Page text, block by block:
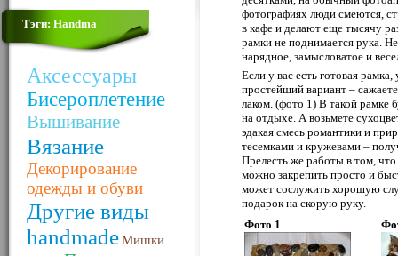
Тэги: Handma
Аксессуары
Бисероплетение
Вышивание
Вязание
Декорирование
одежды и обуви
Другие виды
handmadeМишки
фотографиях люди смеются,
в кафе и делают еще тысячу
рамки не поднимается рука.
нарядное, замысловатое и
Если у вас есть готовая
простейший вариант –
лаком. (фото 1) В такой рамке
на отдыхе. А возьмете
эдакая смесь романтики и
тесемками и кружевами –
Прелесть же работы в том,
можно закрепить просто и
может сослужить хорошую
подарок на скорую руку.
Фото 1